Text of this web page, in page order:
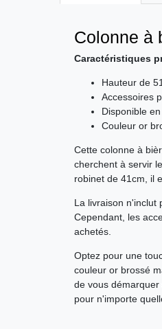
Colonne à
Caractéristiques
Hauteur de
Accessoires
Disponible
Couleur or
Cette colonne à
cherchent à servir
robinet de 41cm, il
La livraison n'inclut
Cependant, les
achetés.
Optez pour une
couleur or brossé
de vous
pour n'importe